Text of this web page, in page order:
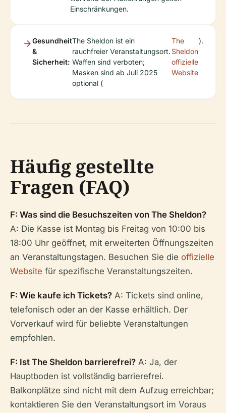
Einschränkungen.
Gesundheit
&
Sicherheit:
The Sheldon ist ein
rauchfreier Veranstaltungsort.
Waffen sind verboten;
Masken sind ab Juli 2025
optional (
The
Sheldon
offizielle
Website
).
Häufig gestellte
Fragen (FAQ)
F: Was sind die Besuchszeiten von The Sheldon?
A: Die Kasse ist Montag bis Freitag von 10:00 bis
18:00 Uhr geöffnet, mit erweiterten Öffnungszeiten
an Veranstaltungstagen. Besuchen Sie die offizielle
Website für spezifische Veranstaltungszeiten.
F: Wie kaufe ich Tickets? A: Tickets sind online,
telefonisch oder an der Kasse erhältlich. Der
Vorverkauf wird für beliebte Veranstaltungen
empfohlen.
F: Ist The Sheldon barrierefrei? A: Ja, der
Hauptboden ist vollständig barrierefrei.
Balkonplätze sind nicht mit dem Aufzug erreichbar;
kontaktieren Sie den Veranstaltungsort im Voraus